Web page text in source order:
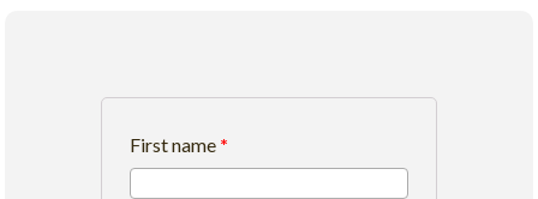
First name *